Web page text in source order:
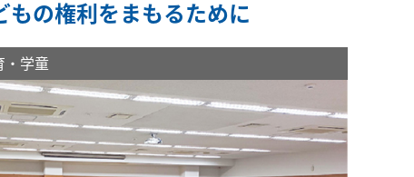
もの権利をまもるために
・学童